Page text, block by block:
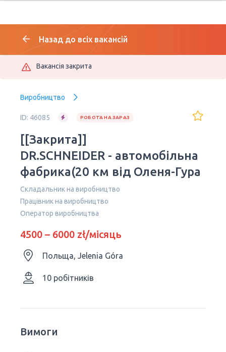
Назад до всіх вакансій
Вакансія закрита
Виробництво
ID: 46085 РОБОТА НА ЗАРАЗ
[[Закрита]]
DR.SCHNEIDER - автомобільна
фабрика(20 км від Оленя-Гура
Складальник на виробництво
Працівник на виробництво
Оператор виробництва
4500 – 6000 zł/місяць
Польща, Jelenia Góra
10 робітників
Вимоги